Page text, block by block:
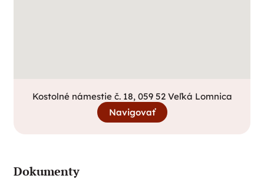
Kostolné námestie č. 18, 059 52 Veľká Lomnica
Navigovať
Dokumenty